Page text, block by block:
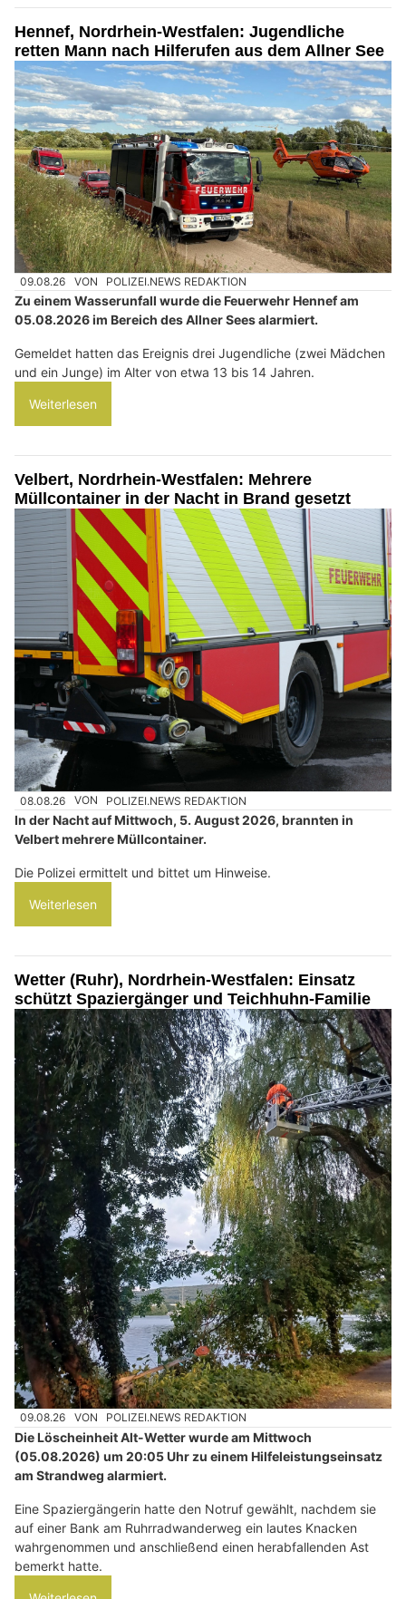
Hennef, Nordrhein-Westfalen: Jugendliche
retten Mann nach Hilferufen aus dem Allner See
09.08.26 VON POLIZEI.NEWS REDAKTION
Zu einem Wasserunfall wurde die Feuerwehr Hennef am
05.08.2026 im Bereich des Allner Sees alarmiert.
Gemeldet hatten das Ereignis drei Jugendliche (zwei Mädchen
und ein Junge) im Alter von etwa 13 bis 14 Jahren.
Weiterlesen
Velbert, Nordrhein-Westfalen: Mehrere
Müllcontainer in der Nacht in Brand gesetzt
08.08.26 VON POLIZEI.NEWS REDAKTION
In der Nacht auf Mittwoch, 5. August 2026, brannten in
Velbert mehrere Müllcontainer.
Die Polizei ermittelt und bittet um Hinweise.
Weiterlesen
Wetter (Ruhr), Nordrhein-Westfalen: Einsatz
schützt Spaziergänger und Teichhuhn-Familie
09.08.26 VON POLIZEI.NEWS REDAKTION
Die Löscheinheit Alt-Wetter wurde am Mittwoch
(05.08.2026) um 20:05 Uhr zu einem Hilfeleistungseinsatz
am Strandweg alarmiert.
Eine Spaziergängerin hatte den Notruf gewählt, nachdem sie
auf einer Bank am Ruhrradwanderweg ein lautes Knacken
wahrgenommen und anschließend einen herabfallenden Ast
bemerkt hatte.